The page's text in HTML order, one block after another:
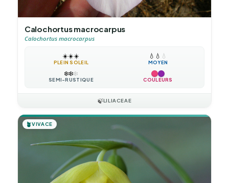
Calochortus macrocarpus
Calochortus macrocarpus
☀️☀️☀️
PLEIN SOLEIL
💧 💧 💧
MOYEN
❄️❄️❄️
SEMI-RUSTIQUE COULEURS
🍃LILIACEAE
🪴VIVACE